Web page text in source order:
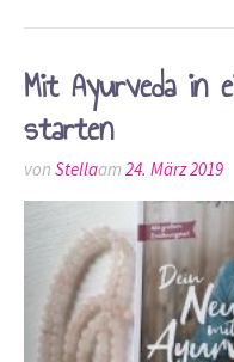
Mit Ayurveda in
starten
von Stellaam 24. März 2019